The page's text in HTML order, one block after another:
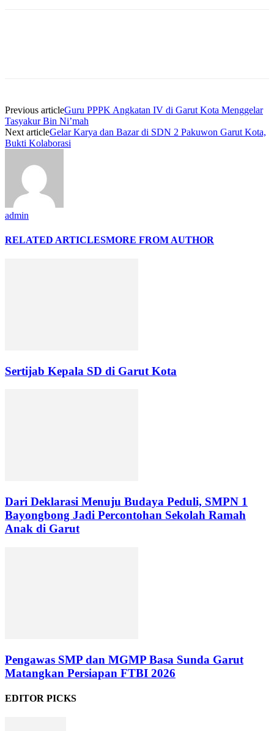
Previous articleGuru PPPK Angkatan IV di Garut Kota Menggelar
Tasyakur Bin Ni’mah
Next articleGelar Karya dan Bazar di SDN 2 Pakuwon Garut Kota,
Bukti Kolaborasi
admin
RELATED ARTICLESMORE FROM AUTHOR
Sertijab Kepala SD di Garut Kota
Dari Deklarasi Menuju Budaya Peduli, SMPN 1
Bayongbong Jadi Percontohan Sekolah Ramah
Anak di Garut
Pengawas SMP dan MGMP Basa Sunda Garut
Matangkan Persiapan FTBI 2026
EDITOR PICKS